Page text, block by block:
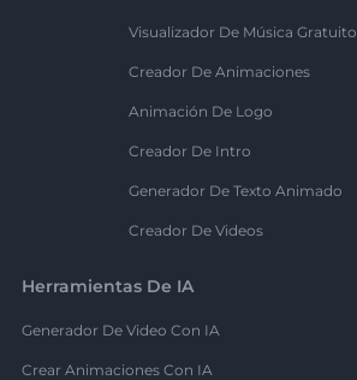
Visualizador De Música Gratuito
Creador De Animaciones
Animación De Logo
Creador De Intro
Generador De Texto Animado
Creador De Videos
Herramientas De IA
Generador De Video Con IA
Crear Animaciones Con IA